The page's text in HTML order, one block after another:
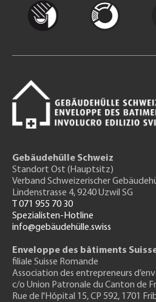
Gebäudehülle Schweiz
Standort Ost (Hauptsitz)
Verband Schweizerischer
Lindenstrasse 4, 9240 Uzwil SG
T 071 955 70 30
Spezialisten-Hotline
info@gebäudehülle.swiss
Enveloppe des bâtiments
filiale Suisse Romande
Association des entrepreneurs
c/o Union Patronale du Canton de
Rue de l'Hôpital 15, CP 592, 1701